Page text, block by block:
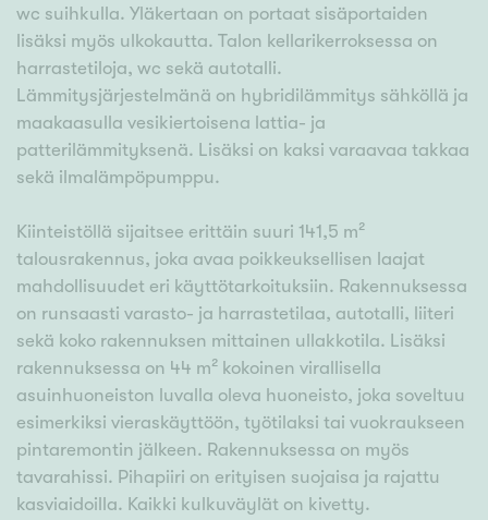
wc suihkulla. Yläkertaan on portaat sisäportaiden
lisäksi myös ulkokautta. Talon kellarikerroksessa on
harrastetiloja, wc sekä autotalli.
Lämmitysjärjestelmänä on hybridilämmitys sähköllä ja
maakaasulla vesikiertoisena lattia- ja
patterilämmityksenä. Lisäksi on kaksi varaavaa takkaa
sekä ilmalämpöpumppu.
Kiinteistöllä sijaitsee erittäin suuri 141,5 m²
talousrakennus, joka avaa poikkeuksellisen laajat
mahdollisuudet eri käyttötarkoituksiin. Rakennuksessa
on runsaasti varasto- ja harrastetilaa, autotalli, liiteri
sekä koko rakennuksen mittainen ullakkotila. Lisäksi
rakennuksessa on 44 m² kokoinen virallisella
asuinhuoneiston luvalla oleva huoneisto, joka soveltuu
esimerkiksi vieraskäyttöön, työtilaksi tai vuokraukseen
pintaremontin jälkeen. Rakennuksessa on myös
tavarahissi. Pihapiiri on erityisen suojaisa ja rajattu
kasviaidoilla. Kaikki kulkuväylät on kivetty.